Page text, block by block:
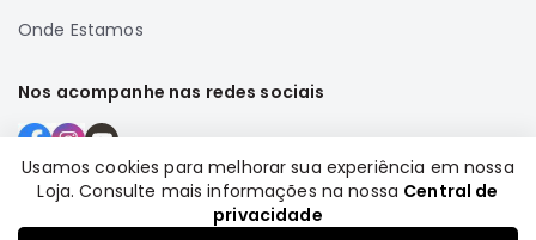
Onde Estamos
Nos acompanhe nas redes sociais
Formas de pagamento
Usamos cookies para melhorar sua experiência em nossa
Loja. Consulte mais informações na nossa Central de
privacidade